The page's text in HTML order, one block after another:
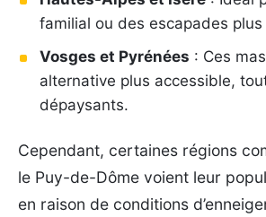
familial ou des escapades
Vosges et Pyrénées : Ces
alternative plus accessible,
dépaysants.
Cependant, certaines régions
le Puy-de-Dôme voient leur
en raison de conditions